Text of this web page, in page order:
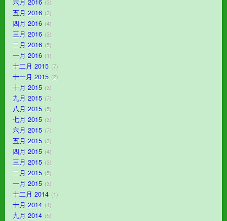
六月 2016 3
五月 2016 3
四月 2016 4
三月 2016 3
二月 2016 5
一月 2016 1
十二月 2015 7
十一月 2015 2
十月 2015 3
九月 2015 7
八月 2015 5
七月 2015 3
六月 2015 7
五月 2015 3
四月 2015 4
三月 2015 3
二月 2015 5
一月 2015 3
十二月 2014 1
十月 2014 1
九月 2014 5